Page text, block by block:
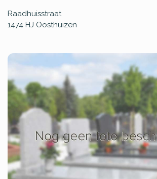
Raadhuisstraat
1474 HJ Oosthuizen